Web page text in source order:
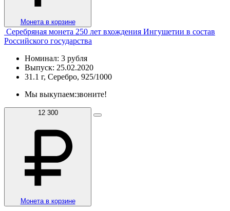
Монета в корзине
Серебряная монета 250 лет вхождения Ингушетии в состав
Российского государства
Номинал: 3 рубля
Выпуск: 25.02.2020
31.1 г, Серебро, 925/1000
Мы выкупаем:звоните!
12 300
Монета в корзине